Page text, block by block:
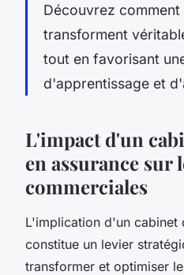
Découvrez
transforment
tout en favorisant
d'apprentissage et
L'impact d'un
en assurance sur
commerciales
L'implication d'un cabinet
constitue un levier
transformer et optimiser